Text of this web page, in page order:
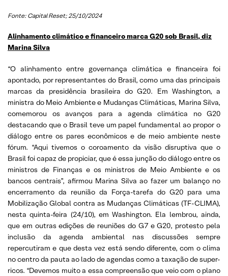
Fonte: Capital Reset; 25/10/2024
Alinhamento climático e financeiro marca G20 sob Brasil, diz
Marina Silva
“O alinhamento entre governança climática e financeira foi
apontado, por representantes do Brasil, como uma das principais
marcas da presidência brasileira do G20. Em Washington, a
ministra do Meio Ambiente e Mudanças Climáticas, Marina Silva,
comemorou os avanços para a agenda climática no G20
destacando que o Brasil teve um papel fundamental ao propor o
diálogo entre os pares econômicos e de meio ambiente neste
fórum. “Aqui tivemos o coroamento da visão disruptiva que o
Brasil foi capaz de propiciar, que é essa junção do diálogo entre os
ministros de Finanças e os ministros de Meio Ambiente e os
bancos centrais”, afirmou Marina Silva ao fazer um balanço no
encerramento da reunião da Força-tarefa do G20 para uma
Mobilização Global contra as Mudanças Climáticas (TF-CLIMA),
nesta quinta-feira (24/10), em Washington. Ela lembrou, ainda,
que em outras edições de reuniões do G7 e G20, protesto pela
inclusão da agenda ambiental nas discussões sempre
repercutiram e que desta vez está sendo diferente, com o clima
no centro da pauta ao lado de agendas como a taxação de super-
ricos. “Devemos muito a essa compreensão que veio com o plano